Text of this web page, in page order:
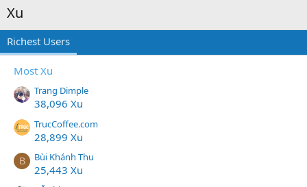
Xu
Richest Users
Most Xu
Trang Dimple
38,096 Xu
TrucCoffee.com
28,899 Xu
B Bùi Khánh Thu
25,443 Xu